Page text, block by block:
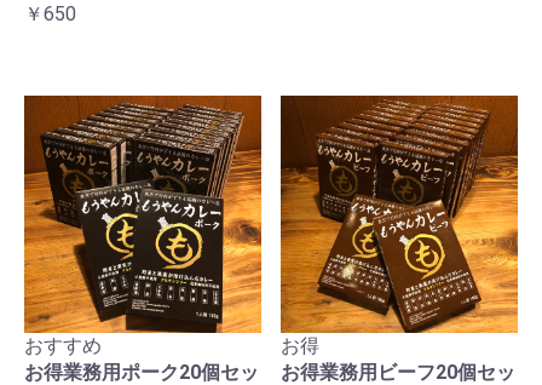
￥650
おすすめ
お得業務用ポーク20個セッ
お得
お得業務用ビーフ20個セッ